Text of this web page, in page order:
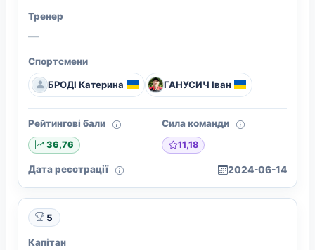
Тренер
—
Спортсмени
БРОДІ Катерина ГАНУСИЧ Іван
Рейтингові бали
36,76
Сила команди
11,18
Дата реєстрації 2024-06-14
5
Капітан